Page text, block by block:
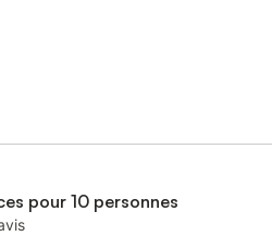
pour 10 personnes